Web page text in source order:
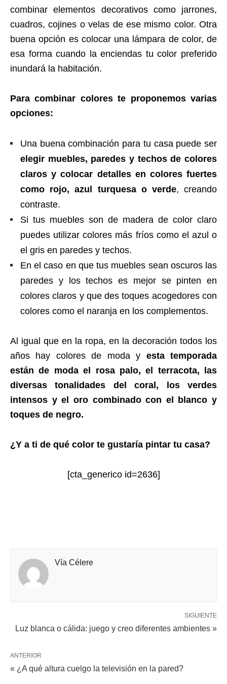
combinar elementos decorativos como jarrones,
cuadros, cojines o velas de ese mismo color. Otra
buena opción es colocar una lámpara de color, de
esa forma cuando la enciendas tu color preferido
inundará la habitación.
Para combinar colores te proponemos varias
opciones:
Una buena combinación para tu casa puede ser
elegir muebles, paredes y techos de colores
claros y colocar detalles en colores fuertes
como rojo, azul turquesa o verde, creando
contraste.
Si tus muebles son de madera de color claro
puedes utilizar colores más fríos como el azul o
el gris en paredes y techos.
En el caso en que tus muebles sean oscuros las
paredes y los techos es mejor se pinten en
colores claros y que des toques acogedores con
colores como el naranja en los complementos.
Al igual que en la ropa, en la decoración todos los
años hay colores de moda y esta temporada
están de moda el rosa palo, el terracota, las
diversas tonalidades del coral, los verdes
intensos y el oro combinado con el blanco y
toques de negro.
¿Y a ti de qué color te gustaría pintar tu casa?
[cta_generico id=2636]
Vía Célere
SIGUIENTE
Luz blanca o cálida: juego y creo diferentes ambientes »
ANTERIOR
« ¿A qué altura cuelgo la televisión en la pared?